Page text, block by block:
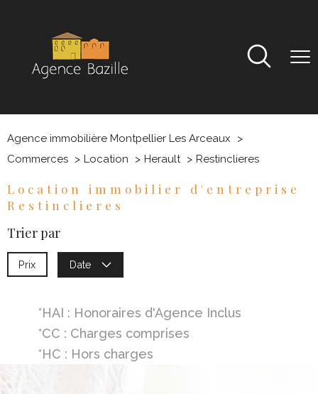
Agence immobilière Montpellier Les Arceaux
Commerces
Location Herault Restinclieres
Location immobilier d'entreprise
Restinclieres
Trier par
Prix Date
*HAI : Honoraires d'Agence Inclus
*CC : Charges comprises
*HC : Hors charges